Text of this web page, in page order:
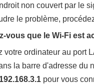
non couvert par le
le problème,
vous que le Wi-Fi est
votre ordinateur au port
la barre d'adresse du
192.168.3.1 pour vous